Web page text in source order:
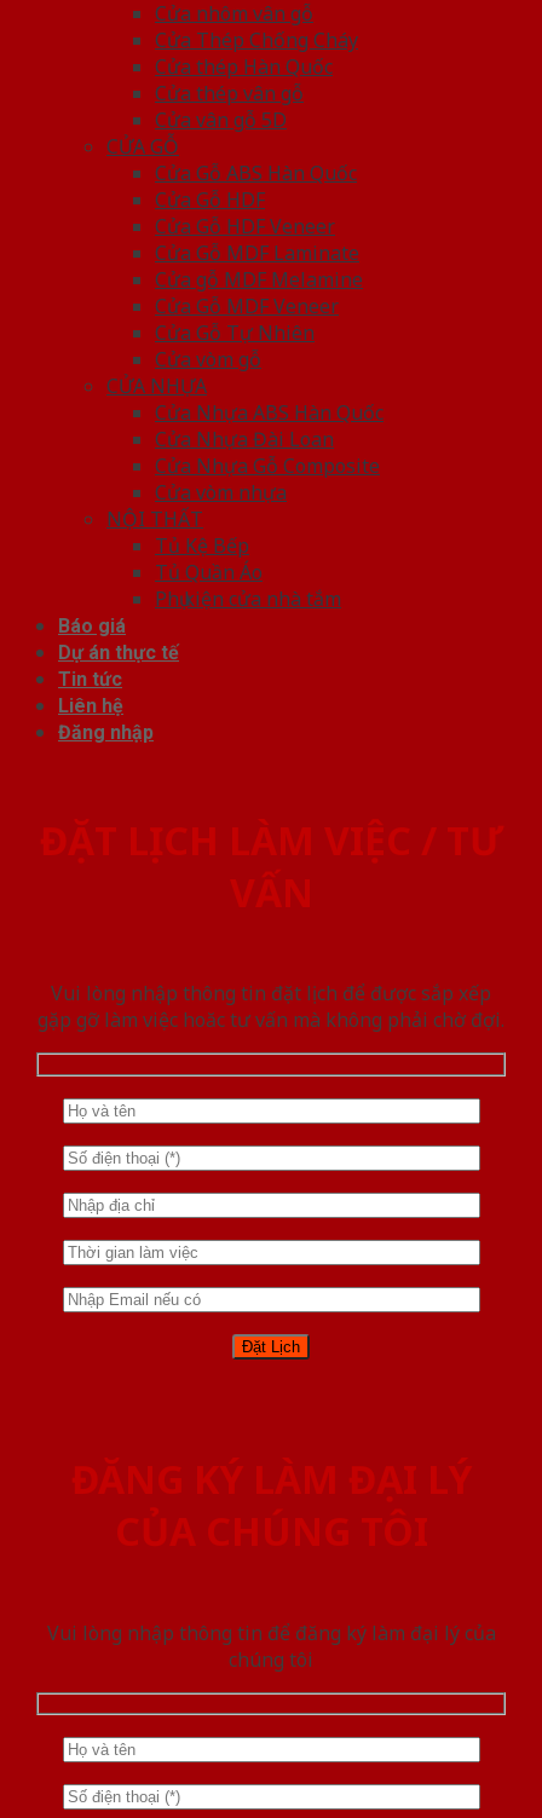
Cửa nhôm vân gỗ
Cửa Thép Chống Cháy
Cửa thép Hàn Quốc
Cửa thép vân gỗ
Cửa vân gỗ 5D
CỬA GỖ
Cửa Gỗ ABS Hàn Quốc
Cửa Gỗ HDF
Cửa Gỗ HDF Veneer
Cửa Gỗ MDF Laminate
Cửa gỗ MDF Melamine
Cửa Gỗ MDF Veneer
Cửa Gỗ Tự Nhiên
Cửa vòm gỗ
CỬA NHỰA
Cửa Nhựa ABS Hàn Quốc
Cửa Nhựa Đài Loan
Cửa Nhựa Gỗ Composite
Cửa vòm nhựa
NỘI THẤT
Tủ Kệ Bếp
Tủ Quần Áo
Phụ kiện cửa nhà tắm
Báo giá
Dự án thực tế
Tin tức
Liên hệ
Đăng nhập
ĐẶT LỊCH LÀM VIỆC / TƯ
VẤN
Vui lòng nhập thông tin đặt lịch để được sắp xếp
gặp gỡ làm việc hoăc tư vấn mà không phải chờ đợi.
ĐĂNG KÝ LÀM ĐẠI LÝ
CỦA CHÚNG TÔI
Vui lòng nhập thông tin để đăng ký làm đại lý của
chúng tôi